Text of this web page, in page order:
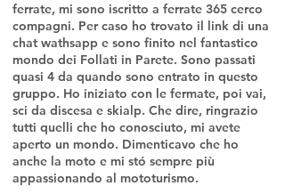
ferrate, mi sono iscritto a ferrate 365 cerco
compagni. Per caso ho trovato il link di una
chat wathsapp e sono finito nel fantastico
mondo dei Follati in Parete. Sono passati
quasi 4 da quando sono entrato in questo
gruppo. Ho iniziato con le fermate, poi vai,
sci da discesa e skialp. Che dire, ringrazio
tutti quelli che ho conosciuto, mi avete
aperto un mondo. Dimenticavo che ho
anche la moto e mi stó sempre più
appassionando al mototurismo.